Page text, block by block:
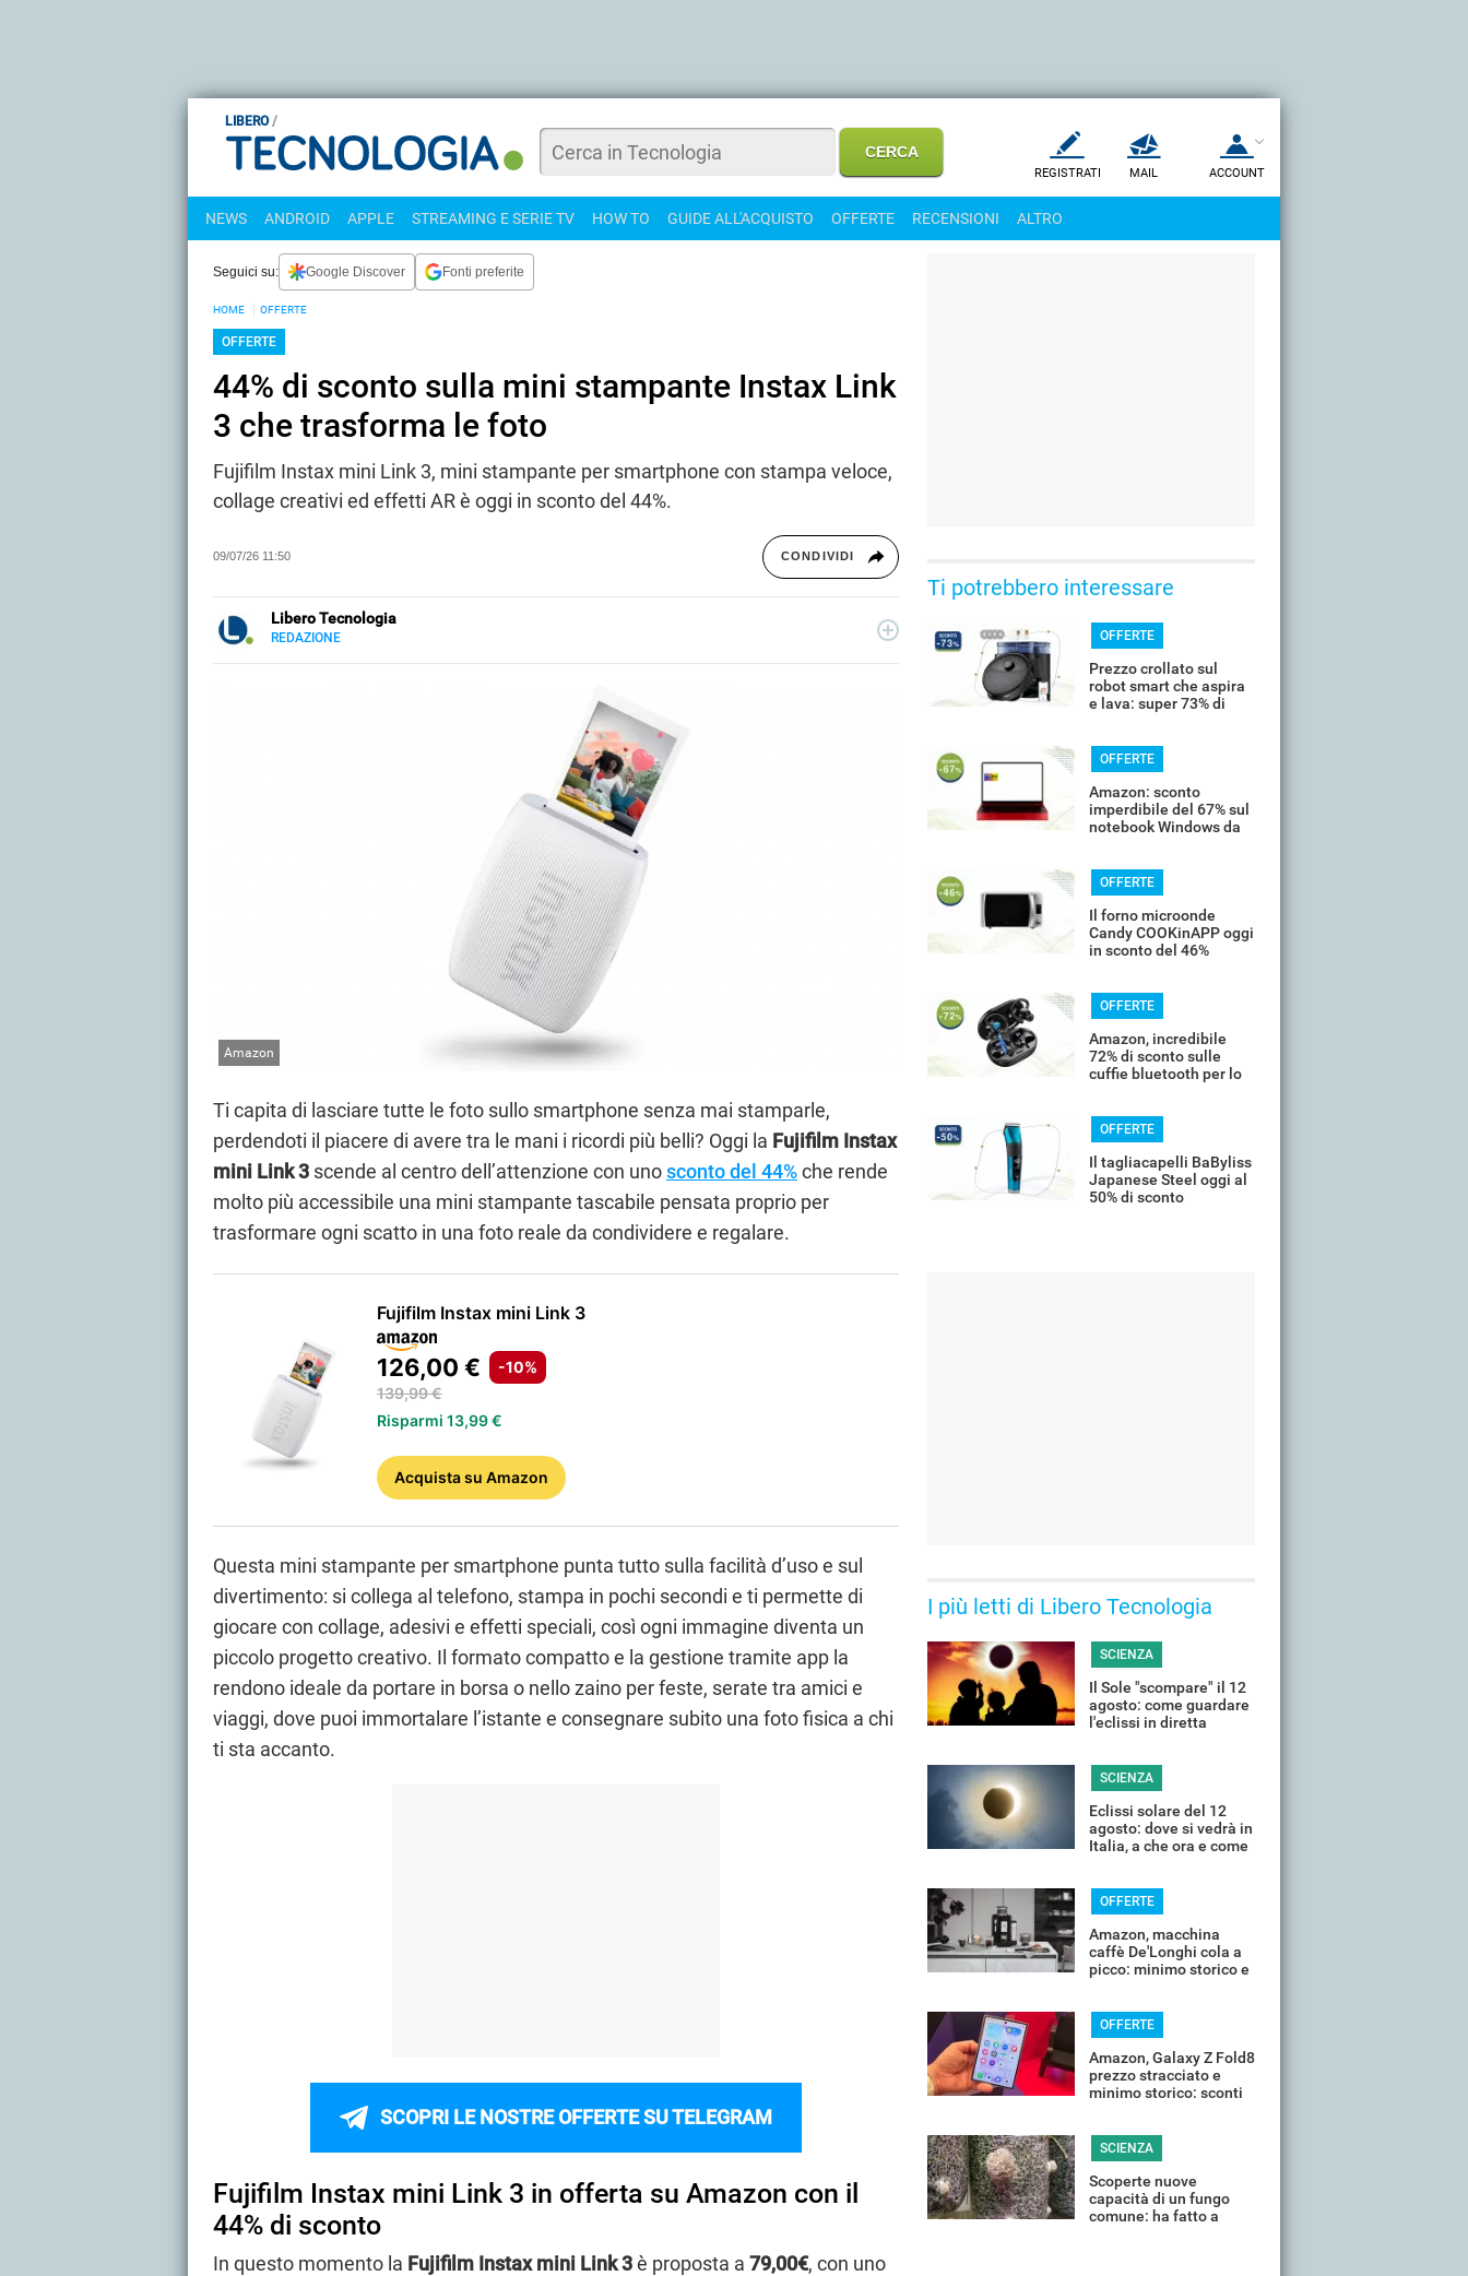
LIBERO
REGISTRATI MAIL ACCOUNT
NEWS ANDROID APPLE STREAMING E SERIE TV HOW TO GUIDE ALL'ACQUISTO OFFERTE RECENSIONI ALTRO
Seguici su: Google Discover Fonti preferite
HOME OFFERTE
OFFERTE
44% di sconto sulla mini stampante Instax Link
3 che trasforma le foto
Fujifilm Instax mini Link 3, mini stampante per smartphone con stampa veloce,
collage creativi ed effetti AR è oggi in sconto del 44%.
09/07/26 11:50 CONDIVIDI
Libero Tecnologia
REDAZIONE
PMI e professionisti. Qui trovate i nostri articoli sul mondo Android e Apple, app e social,
audio e video, smartphone e wearable, domotica e gadget.
Amazon
Ti capita di lasciare tutte le foto sullo smartphone senza mai stamparle,
perdendoti il piacere di avere tra le mani i ricordi più belli? Oggi la Fujifilm Instax
mini Link 3 scende al centro dell’attenzione con unosconto del 44%che rende
molto più accessibile una mini stampante tascabile pensata proprio per
trasformare ogni scatto in una foto reale da condividere e regalare.
Fujifilm Instax mini Link 3
126,00 €
-10%
139,99 €
Risparmi 13,99 €
Acquistasu Amazon
Questa mini stampante per smartphone punta tutto sulla facilità d’uso e sul
divertimento: si collega al telefono, stampa in pochi secondi e ti permette di
giocare con collage, adesivi e effetti speciali, così ogni immagine diventa un
piccolo progetto creativo. Il formato compatto e la gestione tramite app la
rendono ideale da portare in borsa o nello zaino per feste, serate tra amici e
viaggi, dove puoi immortalare l’istante e consegnare subito una foto fisica a chi
ti sta accanto.
SCOPRI LE NOSTRE OFFERTE SU TELEGRAM
Fujifilm Instax mini Link 3 in offerta su Amazon con il
44% di sconto
In questo momento la Fujifilm Instax mini Link 3è proposta a 79,00€, con uno
Ti potrebbero interessare
OFFERTE
Prezzo crollato sul
robot smart che aspira
e lava: super 73% di
OFFERTE
Amazon: sconto
imperdibile del 67% sul
notebook Windows da
OFFERTE
Il forno microonde
Candy COOKinAPP oggi
in sconto del 46%
OFFERTE
Amazon, incredibile
72% di sconto sulle
cuffie bluetooth per lo
OFFERTE
Il tagliacapelli BaByliss
Japanese Steel oggi al
50% di sconto
I più letti di Libero Tecnologia
SCIENZA
Il Sole "scompare" il 12
agosto: come guardare
l'eclissi in diretta
SCIENZA
Eclissi solare del 12
agosto: dove si vedrà in
Italia, a che ora e come
OFFERTE
Amazon, macchina
caffè De'Longhi cola a
picco: minimo storico e
OFFERTE
Amazon, Galaxy Z Fold8
prezzo stracciato e
minimo storico: sconti
SCIENZA
Scoperte nuove
capacità di un fungo
comune: ha fatto a